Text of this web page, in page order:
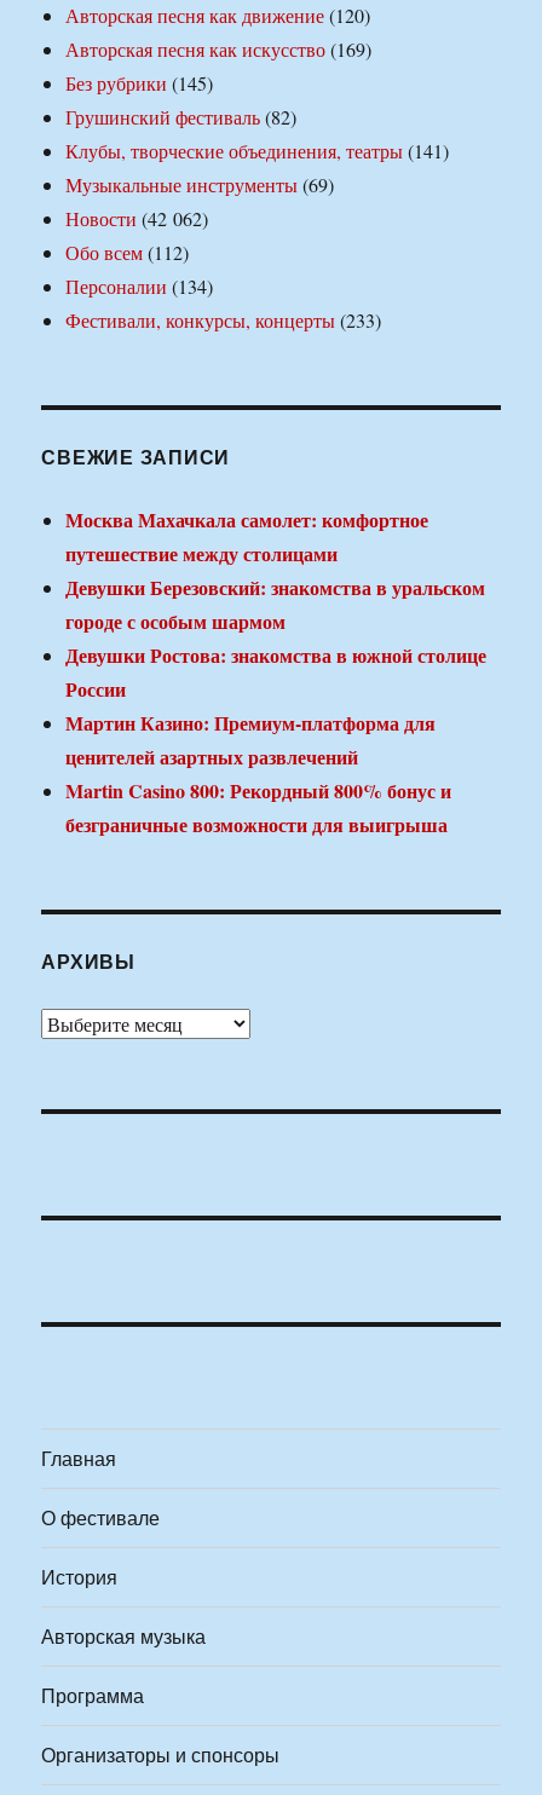
Авторская песня как движение(120)
Авторская песня как искусство(169)
Без рубрики (145)
Грушинский фестиваль(82)
Клубы, творческие объединения, театры(141)
Музыкальные инструменты(69)
Новости (42 062)
Обо всем(112)
Персоналии (134)
Фестивали, конкурсы, концерты(233)
СВЕЖИЕ ЗАПИСИ
Москва Махачкала самолет: комфортное
путешествие между столицами
Девушки Березовский: знакомства в уральском
городе с особым шармом
Девушки Ростова: знакомства в южной столице
России
Мартин Казино: Премиум-платформа для
ценителей азартных развлечений
Martin Casino 800: Рекордный 800% бонус и
безграничные возможности для выигрыша
АРХИВЫ
Архивы
Главная
О фестивале
История
Авторская музыка
Программа
Организаторы и спонсоры